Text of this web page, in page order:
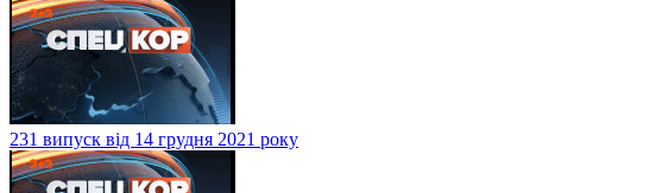
231 випуск від 14 грудня 2021 року